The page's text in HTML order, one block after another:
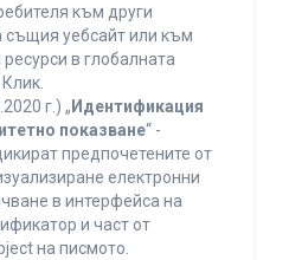
към други
същия уебсайт или към
в глобалната
г.) „ Идентификация
показване“ -
предпочетените от
електронни
в интерфейса на
и част от
на писмото.